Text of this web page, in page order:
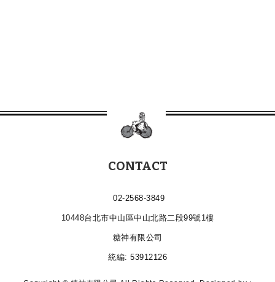
CONTACT
02-2568-3849
10448台北市中山區中山北路二段99號1樓
糖神有限公司
統編: 53912126